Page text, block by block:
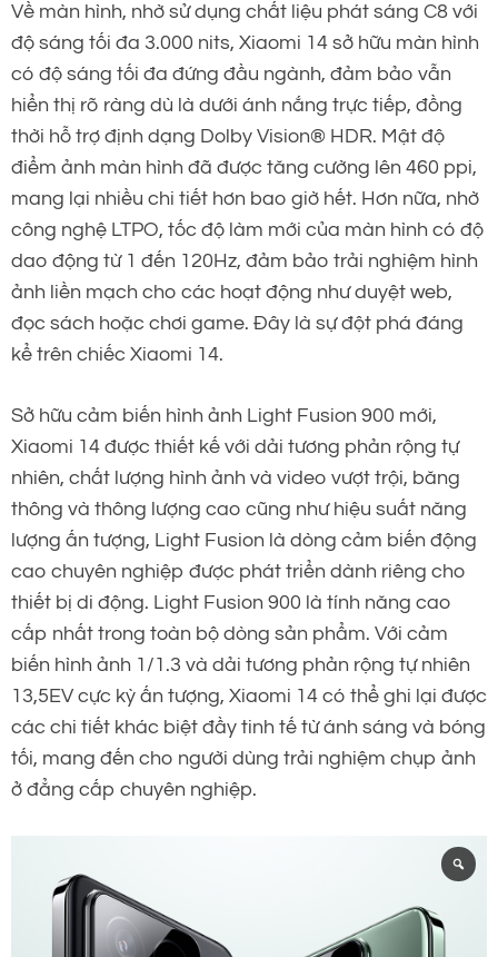
Về màn hình, nhờ sử dụng chất liệu phát sáng C8 với
độ sáng tối đa 3.000 nits, Xiaomi 14 sở hữu màn hình
có độ sáng tối đa đứng đầu ngành, đảm bảo vẫn
hiển thị rõ ràng dù là dưới ánh nắng trực tiếp, đồng
thời hỗ trợ định dạng Dolby Vision® HDR. Mật độ
điểm ảnh màn hình đã được tăng cường lên 460 ppi,
mang lại nhiều chi tiết hơn bao giờ hết. Hơn nữa, nhờ
công nghệ LTPO, tốc độ làm mới của màn hình có độ
dao động từ 1 đến 120Hz, đảm bảo trải nghiệm hình
ảnh liền mạch cho các hoạt động như duyệt web,
đọc sách hoặc chơi game. Đây là sự đột phá đáng
kể trên chiếc Xiaomi 14.
Sở hữu cảm biến hình ảnh Light Fusion 900 mới,
Xiaomi 14 được thiết kế với dải tương phản rộng tự
nhiên, chất lượng hình ảnh và video vượt trội, băng
thông và thông lượng cao cũng như hiệu suất năng
lượng ấn tượng, Light Fusion là dòng cảm biến động
cao chuyên nghiệp được phát triển dành riêng cho
thiết bị di động. Light Fusion 900 là tính năng cao
cấp nhất trong toàn bộ dòng sản phẩm. Với cảm
biến hình ảnh 1/1.3 và dải tương phản rộng tự nhiên
13,5EV cực kỳ ấn tượng, Xiaomi 14 có thể ghi lại được
các chi tiết khác biệt đầy tinh tế từ ánh sáng và bóng
tối, mang đến cho người dùng trải nghiệm chụp ảnh
ở đẳng cấp chuyên nghiệp.